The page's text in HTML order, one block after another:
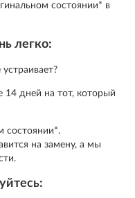
состоянии* в
легко:
14 дней на тот, который
состоянии*.
на замену, а мы